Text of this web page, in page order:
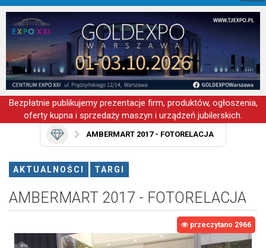
Bezpłatnie publikujemy prezentacje firm, produktów, ogłoszenia,
oferty kupna i sprzedaży maszyn i urządzeń jubilerskich.
AMBERMART 2017 - FOTORELACJA
AKTUALNOŚCI TARGI
AMBERMART 2017 - FOTORELACJA
przeczytano 2966